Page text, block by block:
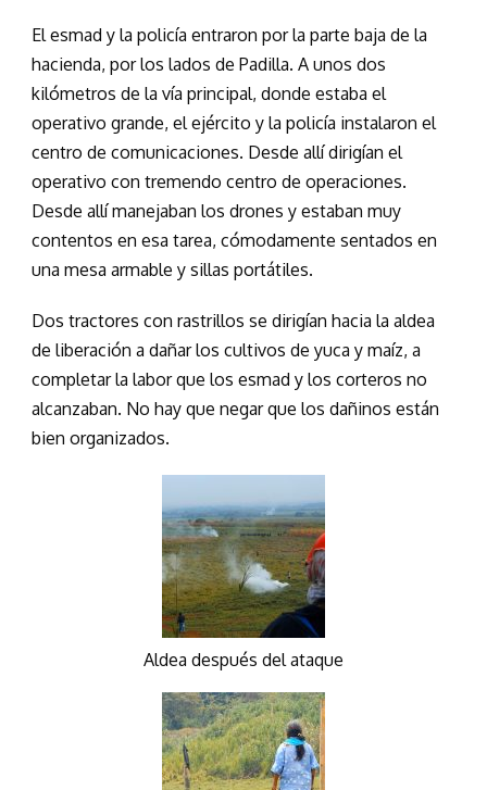
El esmad y la policía entraron por la parte baja de la
hacienda, por los lados de Padilla. A unos dos
kilómetros de la vía principal, donde estaba el
operativo grande, el ejército y la policía instalaron el
centro de comunicaciones. Desde allí dirigían el
operativo con tremendo centro de operaciones.
Desde allí manejaban los drones y estaban muy
contentos en esa tarea, cómodamente sentados en
una mesa armable y sillas portátiles.
Dos tractores con rastrillos se dirigían hacia la aldea
de liberación a dañar los cultivos de yuca y maíz, a
completar la labor que los esmad y los corteros no
alcanzaban. No hay que negar que los dañinos están
bien organizados.
Aldea después del ataque